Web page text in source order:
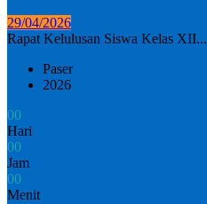
29/04/2026
Rapat Kelulusan Siswa Kelas XII...
Paser
2026
00
Hari
00
Jam
00
Menit